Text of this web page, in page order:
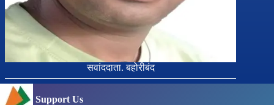
सवांददाता. बहोरीबंद
Support Us